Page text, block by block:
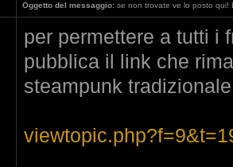
Oggetto del messaggio: se non trovate ve lo posto qui!
per permettere a tutti i
pubblica il link che
steampunk